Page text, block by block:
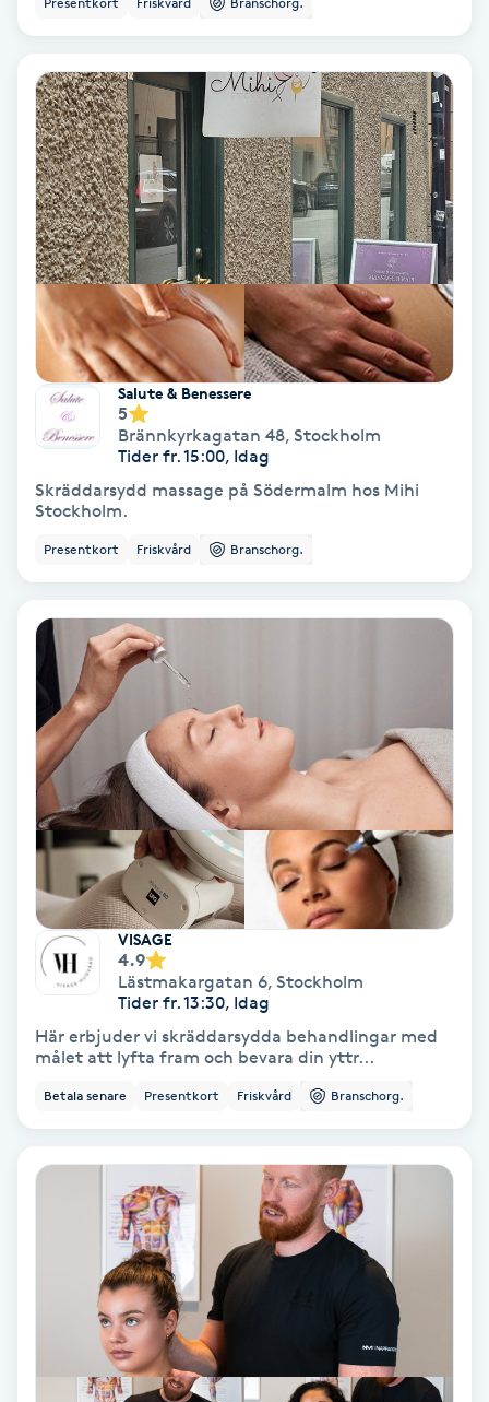
Babylights
Balayage
Bambumassage
Barber
Barnklippning
Brynfärgning
Brynplockning
Bröllopsuppsättning
Celluliter
Coachning
Color correction
Cryoterapi
Diamantslipning
Enzympeeling
Salute & Benessere
5
Brännkyrkagatan 48, Stockholm
Tider fr. 15:00, Idag
Skräddarsydd massage på Södermalm hos Mihi
Stockholm.
Presentkort Friskvård Branschorg.
VISAGE
4.9
Lästmakargatan 6, Stockholm
Tider fr. 13:30, Idag
Här erbjuder vi skräddarsydda behandlingar med
målet att lyfta fram och bevara din yttr...
Betala senare Presentkort Friskvård Branschorg.